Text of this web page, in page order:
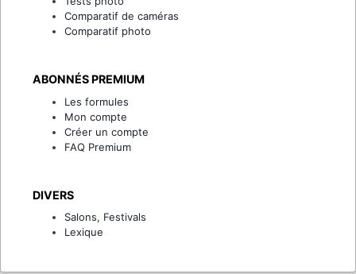
Comparatif de caméras
Comparatif photo
ABONNÉS PREMIUM
Les formules
Mon compte
Créer un compte
FAQ Premium
DIVERS
Salons, Festivals
Lexique